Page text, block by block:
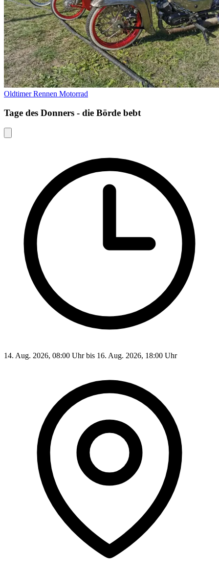
OldtimerRennen Motorrad
Tage des Donners - die Börde bebt
14. Aug. 2026, 08:00 Uhr bis 16. Aug. 2026, 18:00 Uhr